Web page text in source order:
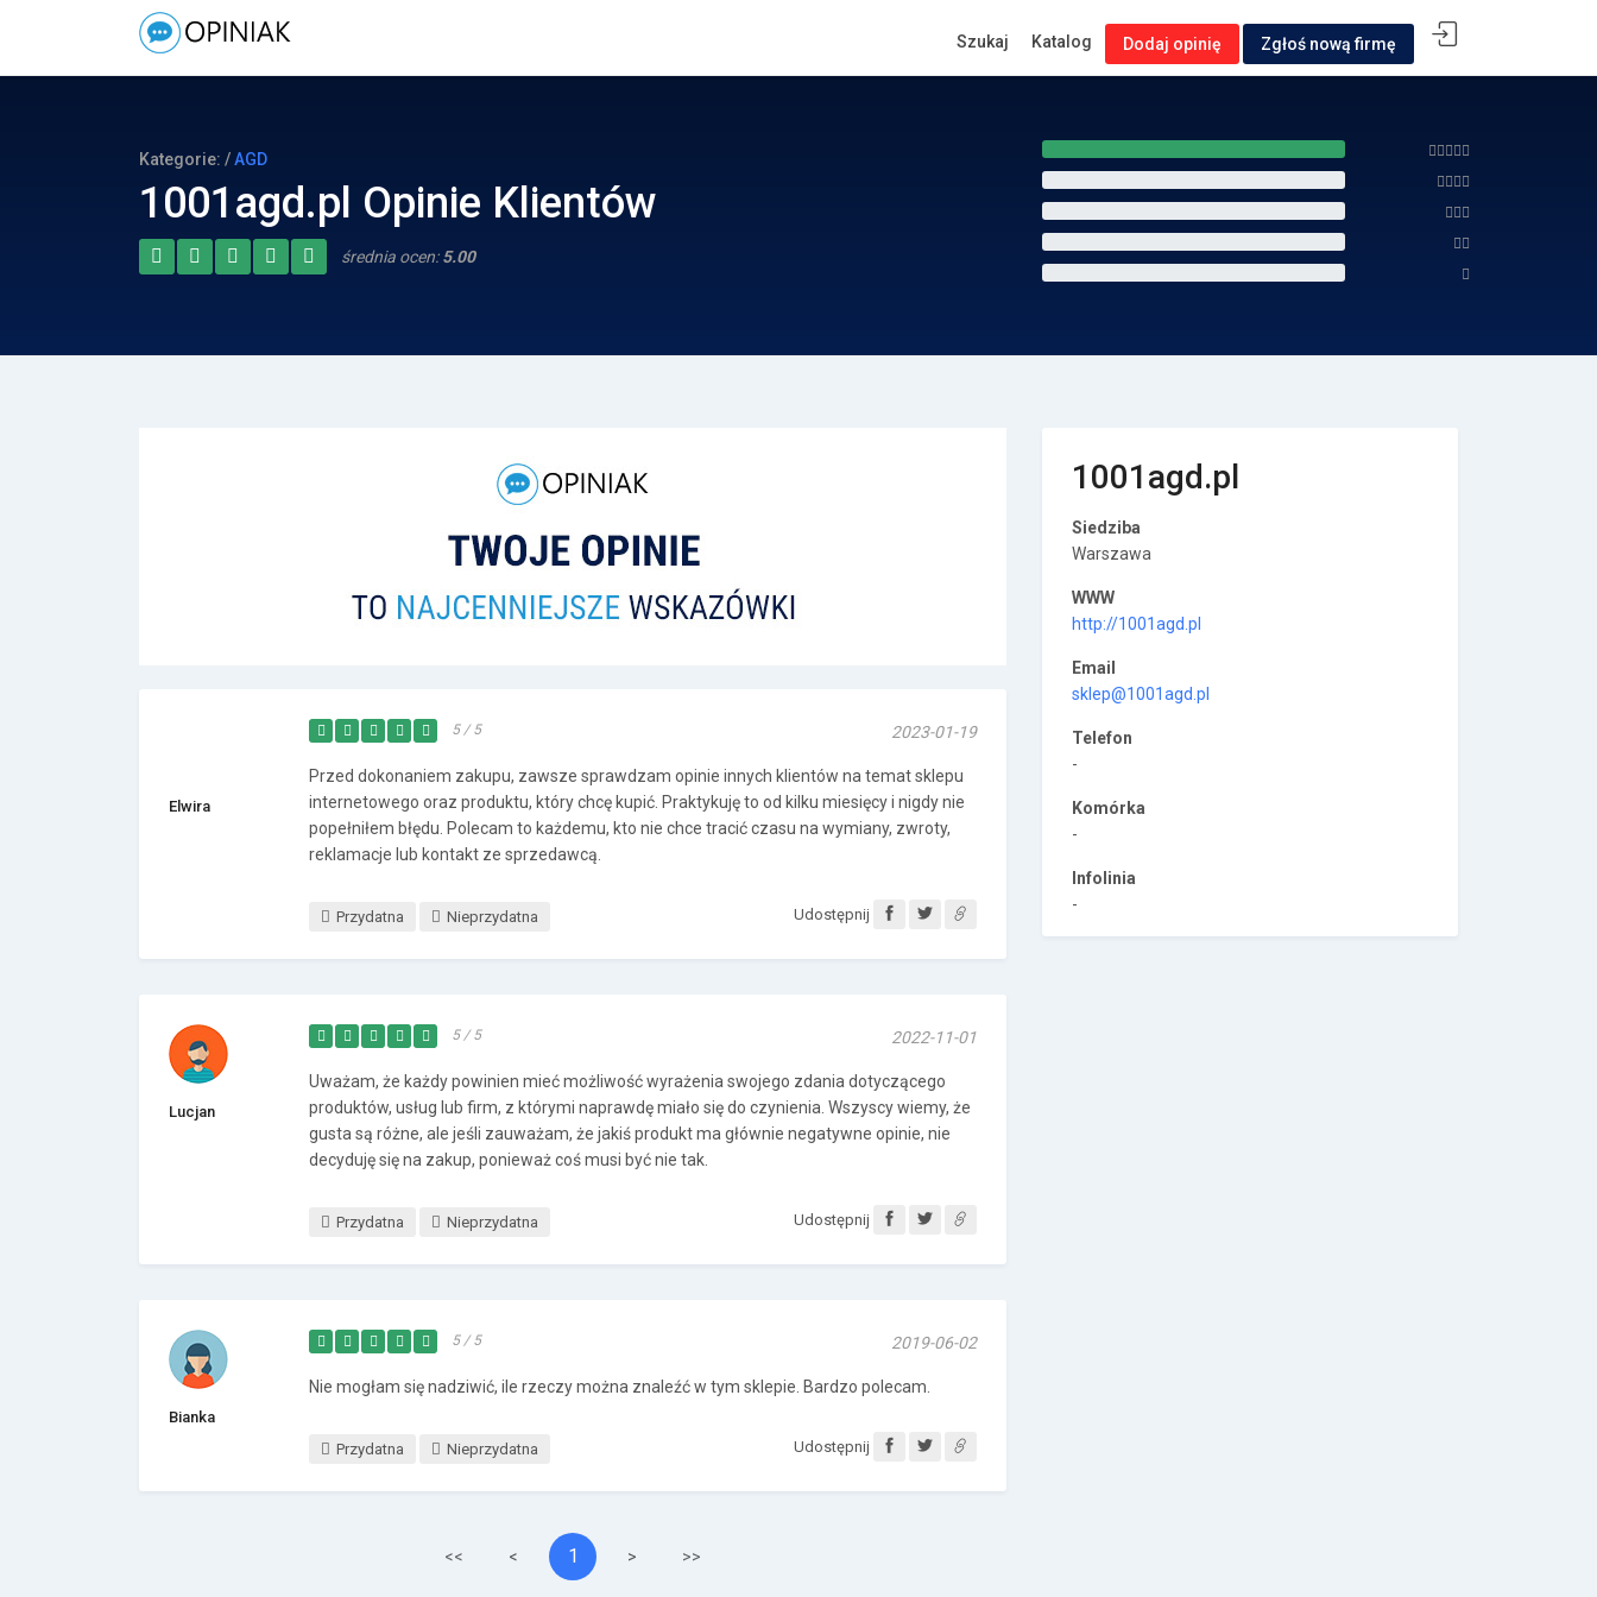
Kategorie: /AGD
1001agd.pl Opinie Klientów
średnia ocen:5.00
Elwira
5 / 5 2023-01-19
Przed dokonaniem zakupu, zawsze sprawdzam opinie innych klientów na temat sklepu
internetowego oraz produktu, który chcę kupić. Praktykuję to od kilku miesięcy i nigdy nie
popełniłem błędu. Polecam to każdemu, kto nie chce tracić czasu na wymiany, zwroty,
reklamacje lub kontakt ze sprzedawcą.
Przydatna Nieprzydatna Udostępnij
Lucjan
5 / 5 2022-11-01
Uważam, że każdy powinien mieć możliwość wyrażenia swojego zdania dotyczącego
produktów, usług lub firm, z którymi naprawdę miało się do czynienia. Wszyscy wiemy, że
gusta są różne, ale jeśli zauważam, że jakiś produkt ma głównie negatywne opinie, nie
decyduję się na zakup, ponieważ coś musi być nie tak.
Przydatna Nieprzydatna Udostępnij
Bianka
5 / 5 2019-06-02
Nie mogłam się nadziwić, ile rzeczy można znaleźć w tym sklepie. Bardzo polecam.
Przydatna Nieprzydatna Udostępnij
<< < 1 > >>
1001agd.pl
Siedziba
Warszawa
WWW
http://1001agd.pl
Email
sklep@1001agd.pl
Telefon
-
Komórka
-
Infolinia
-
Szukaj Katalog Dodaj opinię Zgłoś nową firmę